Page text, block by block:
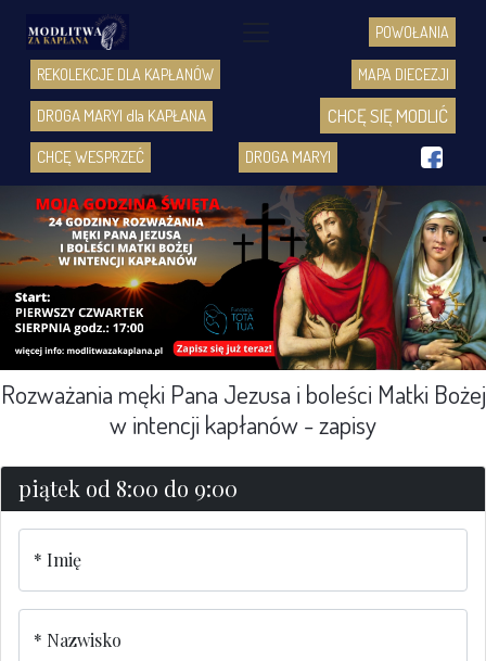
POWOŁANIA
REKOLEKCJE DLA KAPŁANÓW MAPA DIECEZJI
DROGA MARYI dla KAPŁANA CHCĘ SIĘ MODLIĆ
CHCĘ WESPRZEĆ DROGA MARYI f
Rozważania męki Pana Jezusa i boleści Matki Bożej
w intencji kapłanów - zapisy
piątek od 8:00 do 9:00
Imię
Nazwisko